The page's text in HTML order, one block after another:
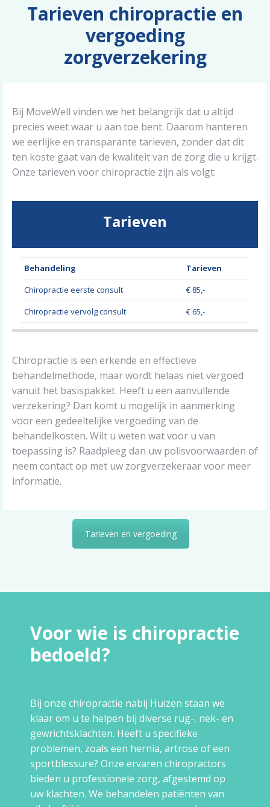
Tarieven chiropractie en
vergoeding
zorgverzekering
Bij MoveWell vinden we het belangrijk dat u altijd
precies weet waar u aan toe bent. Daarom hanteren
we eerlijke en transparante tarieven, zonder dat dit
ten koste gaat van de kwaliteit van de zorg die u krijgt.
Onze tarieven voor chiropractie zijn als volgt:
Tarieven
Behandeling
Tarieven
Chiropractie eerste consult
€ 85,-
Chiropractie vervolg consult
€ 65,-
Chiropractie is een erkende en effectieve
behandelmethode, maar wordt helaas niet vergoed
vanuit het basispakket. Heeft u een aanvullende
verzekering? Dan komt u mogelijk in aanmerking
voor een gedeeltelijke vergoeding van de
behandelkosten. Wilt u weten wat voor u van
toepassing is? Raadpleeg dan uw polisvoorwaarden of
neem contact op met uw zorgverzekeraar voor meer
informatie.
Tarieven en vergoeding
Voor wie is chiropractie
bedoeld?
Bij onze chiropractie nabij Huizen staan we
klaar om u te helpen bij diverse rug-, nek- en
gewrichtsklachten. Heeft u specifieke
problemen, zoals een hernia, artrose of een
sportblessure? Onze ervaren chiropractors
bieden u professionele zorg, afgestemd op
uw klachten. We behandelen patiënten van